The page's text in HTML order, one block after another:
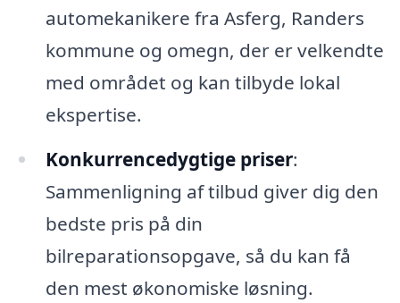
automekanikere fra Asferg, Randers
kommune og omegn, der er velkendte
med området og kan tilbyde lokal
ekspertise.
Konkurrencedygtige priser:
Sammenligning af tilbud giver dig den
bedste pris på din
bilreparationsopgave, så du kan få
den mest økonomiske løsning.